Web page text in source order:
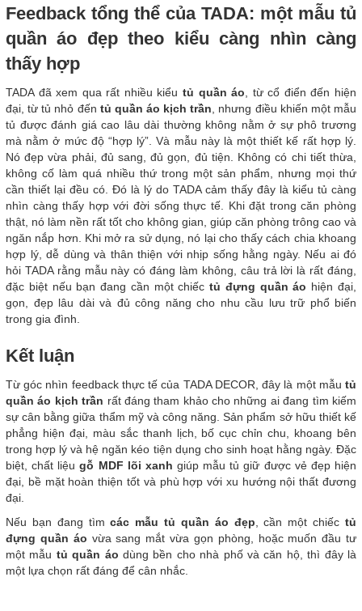
Feedback tổng thể của TADA: một mẫu tủ
quần áo đẹp theo kiểu càng nhìn càng
thấy hợp
TADA đã xem qua rất nhiều kiểu tủ quần áo , từ cổ điển đến hiện
đại, từ tủ nhỏ đến tủ quần áo kịch trần , nhưng điều khiến một mẫu
tủ được đánh giá cao lâu dài thường không nằm ở sự phô trương
mà nằm ở mức độ “hợp lý”. Và mẫu này là một thiết kế rất hợp lý.
Nó đẹp vừa phải, đủ sang, đủ gọn, đủ tiện. Không có chi tiết thừa,
không cố làm quá nhiều thứ trong một sản phẩm, nhưng mọi thứ
cần thiết lại đều có. Đó là lý do TADA cảm thấy đây là kiểu tủ càng
nhìn càng thấy hợp với đời sống thực tế. Khi đặt trong căn phòng
thật, nó làm nền rất tốt cho không gian, giúp căn phòng trông cao và
ngăn nắp hơn. Khi mở ra sử dụng, nó lại cho thấy cách chia khoang
hợp lý, dễ dùng và thân thiện với nhịp sống hằng ngày. Nếu ai đó
hỏi TADA rằng mẫu này có đáng làm không, câu trả lời là rất đáng,
đặc biệt nếu bạn đang cần một chiếctủ đựng quần áo hiện đại,
gọn, đẹp lâu dài và đủ công năng cho nhu cầu lưu trữ phổ biến
trong gia đình.
Kết luận
Từ góc nhìn feedback thực tế của TADA DECOR, đây là một mẫu tủ
quần áo kịch trần rất đáng tham khảo cho những ai đang tìm kiếm
sự cân bằng giữa thẩm mỹ và công năng. Sản phẩm sở hữu thiết kế
phẳng hiện đại, màu sắc thanh lịch, bố cục chỉn chu, khoang bên
trong hợp lý và hệ ngăn kéo tiện dụng cho sinh hoạt hằng ngày. Đặc
biệt, chất liệugỗ MDF lõi xanh giúp mẫu tủ giữ được vẻ đẹp hiện
đại, bề mặt hoàn thiện tốt và phù hợp với xu hướng nội thất đương
đại.
Nếu bạn đang tìmcác mẫu tủ quần áo đẹp , cần một chiếctủ
đựng quần áo vừa sang mắt vừa gọn phòng, hoặc muốn đầu tư
một mẫu tủ quần áo dùng bền cho nhà phố và căn hộ, thì đây là
một lựa chọn rất đáng để cân nhắc.